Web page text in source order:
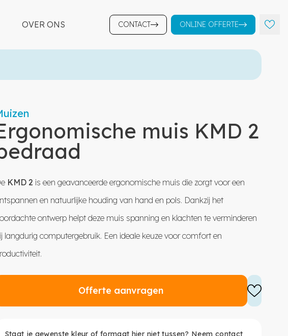
CONTACT ONLINE OFFERTE
OVER ONS
muis KMD 2
KMD 2 is een geavanceerde ergonomische muis die zorgt voor een
en natuurlijke houding van hand en pols. Dankzij het
ontwerp helpt deze muis spanning en klachten te verminderen
langdurig computergebruik. Een ideale keuze voor comfort en
Offerte aanvragen
Staat je gewenste kleur of formaat hier niet tussen? Neem contact